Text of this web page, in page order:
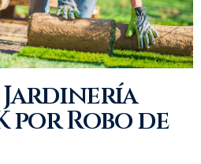
Jardinería
por Robo de